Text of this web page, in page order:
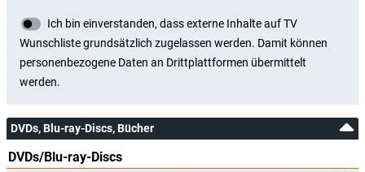
DVDs, Blu-ray-Discs, Bücher
DVDs/Blu-ray-Discs